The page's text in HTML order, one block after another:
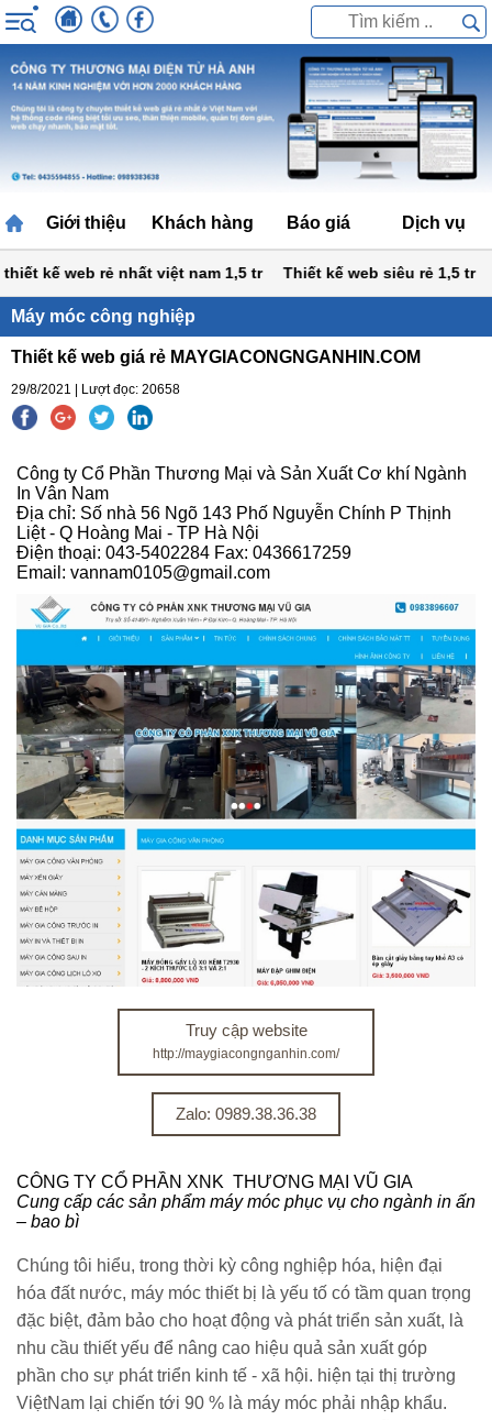
Giới thiệu Khách hàng Báo giá Dịch vụ
kế web rẻ nhất việt nam 1,5 tr Thiết kế web siêu rẻ 1,5 tr
Máy móc công nghiệp
Thiết kế web giá rẻ MAYGIACONGNGANHIN.COM
29/8/2021 | Lượt đọc: 20658
Công ty Cổ Phần Thương Mại và Sản Xuất Cơ khí Ngành
In Vân Nam
Địa chỉ: Số nhà 56 Ngõ 143 Phố Nguyễn Chính P Thịnh
Liệt - Q Hoàng Mai - TP Hà Nội
Điện thoại: 043-5402284 Fax: 0436617259
Email: vannam0105@gmail.com
Truy cập website
http://maygiacongnganhin.com/
Zalo: 0989.38.36.38
CÔNG TY CỔ PHẦN XNK THƯƠNG MẠI VŨ GIA
Cung cấp các sản phẩm máy móc phục vụ cho ngành in ấn
– bao bì
Chúng tôi hiểu, trong thời kỳ công nghiệp hóa, hiện đại
hóa đất nước, máy móc thiết bị là yếu tố có tầm quan trọng
đặc biệt, đảm bảo cho hoạt động và phát triển sản xuất, là
nhu cầu thiết yếu để nâng cao hiệu quả sản xuất góp
phần cho sự phát triển kinh tế - xã hội. hiện tại thị trường
ViệtNam lại chiến tới 90 % là máy móc phải nhập khẩu.